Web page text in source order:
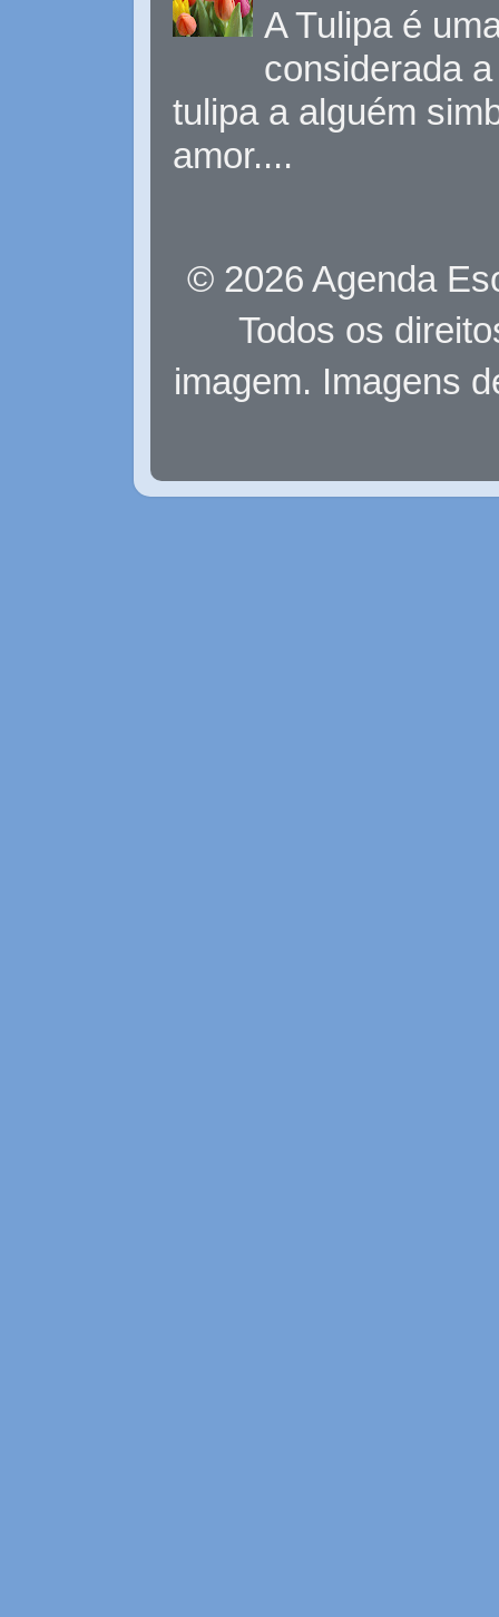
A Tulipa é
considerada
tulipa a alguém
amor....
© 2026 Agenda
Todos os
imagem. Imagens